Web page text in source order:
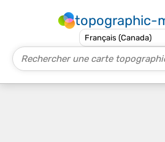
topographic-